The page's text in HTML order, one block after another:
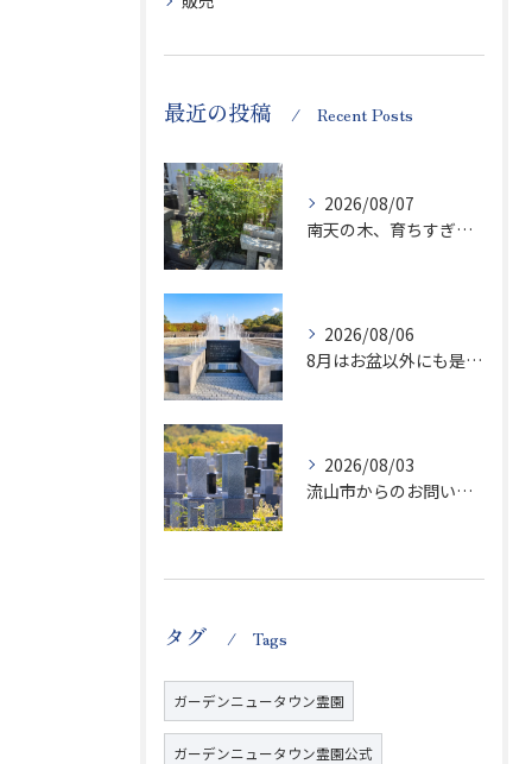
最近の投稿 Recent Posts
2026/08/07
南天の木、育ちすぎます…笑
2026/08/06
8月はお盆以外にも是非ご供養の気持ちを！
2026/08/03
流山市からのお問い合わせが急増中です、かなり悪質な業者さんとお寺さんらしいです
タグ Tags
ガーデンニュータウン霊園
ガーデンニュータウン霊園公式